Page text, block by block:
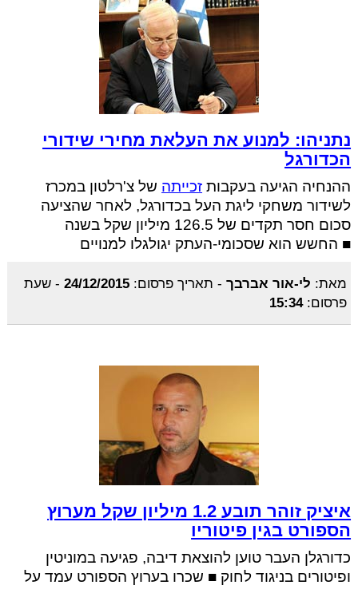
נתניהו: למנוע את העלאת מחירי שידורי
הכדורגל
ההנחיה הגיעה בעקבות זכייתה של צ'רלטון במכרז
לשידור משחקי ליגת העל בכדורגל, לאחר שהציעה
סכום חסר תקדים של 126.5 מיליון שקל בשנה
■ החשש הוא שסכומי-העתק יגולגלו למנויים
מאת: לי-אור אברבך- תאריך פרסום: 24/12/2015
- שעת
פרסום:15:34
איציק זוהר תובע 1.2 מיליון שקל מערוץ
הספורט בגין פיטוריו
כדורגלן העבר טוען להוצאת דיבה, פגיעה במוניטין
ופיטורים בניגוד לחוק ■ שכרו בערוץ הספורט עמד על